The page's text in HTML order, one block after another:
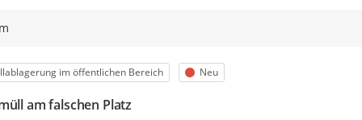
im öffentlichen Bereich Status
Neu
am falschen Platz